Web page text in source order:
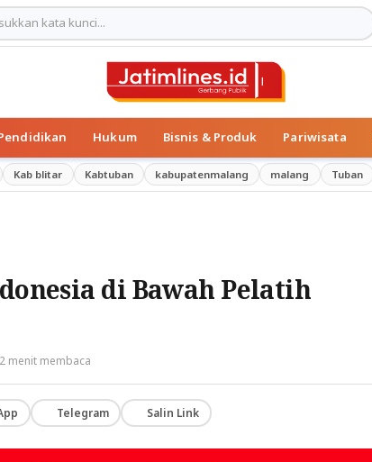
Hukum Bisnis & Produk Pariwisata
Kab blitar Kabtuban kabupatenmalang malang Tuban
di Bawah Pelatih
2 menit membaca
Telegram Salin Link